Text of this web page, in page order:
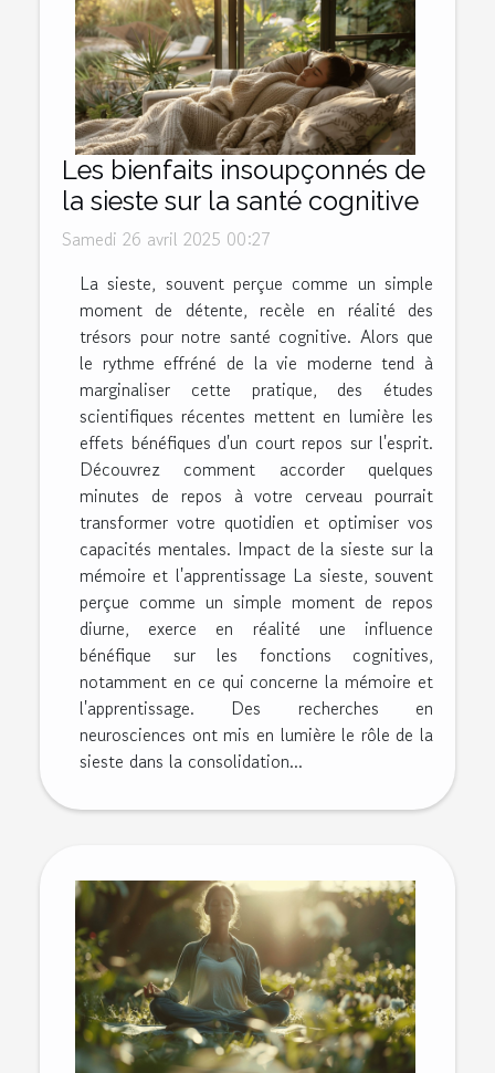
Les bienfaits insoupçonnés de
la sieste sur la santé cognitive
Samedi 26 avril 2025 00:27
La sieste, souvent perçue comme un simple
moment de détente, recèle en réalité des
trésors pour notre santé cognitive. Alors que
le rythme effréné de la vie moderne tend à
marginaliser cette pratique, des études
scientifiques récentes mettent en lumière les
effets bénéfiques d'un court repos sur l'esprit.
Découvrez comment accorder quelques
minutes de repos à votre cerveau pourrait
transformer votre quotidien et optimiser vos
capacités mentales. Impact de la sieste sur la
mémoire et l'apprentissage La sieste, souvent
perçue comme un simple moment de repos
diurne, exerce en réalité une influence
bénéfique sur les fonctions cognitives,
notamment en ce qui concerne la mémoire et
l'apprentissage. Des recherches en
neurosciences ont mis en lumière le rôle de la
sieste dans la consolidation...